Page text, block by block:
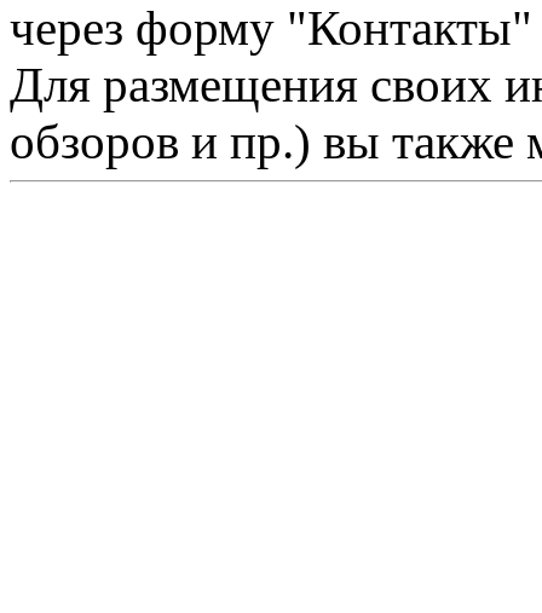
через форму "Контакты"
Для размещения своих
обзоров и пр.) вы также